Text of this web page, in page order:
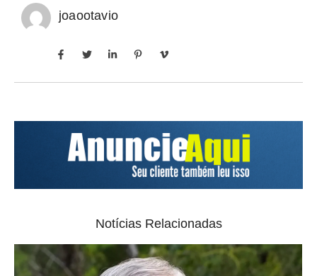
joaootavio
Notícias Relacionadas